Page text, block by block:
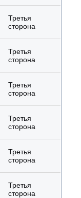
Третья
сторона
Третья
сторона
Третья
сторона
Третья
сторона
Третья
сторона
Третья
сторона